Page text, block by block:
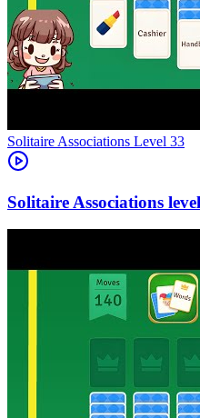
Level 33